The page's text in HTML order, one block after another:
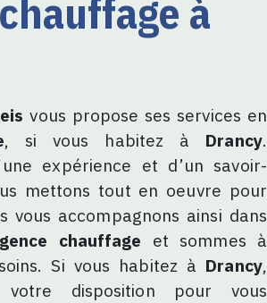
vous propose ses services en
, si vous habitez à Drancy.
expérience et d’un savoir-
mettons tout en oeuvre pour
vous accompagnons ainsi dans
chauffage et sommes à
Si vous habitez à Drancy,
disposition pour vous